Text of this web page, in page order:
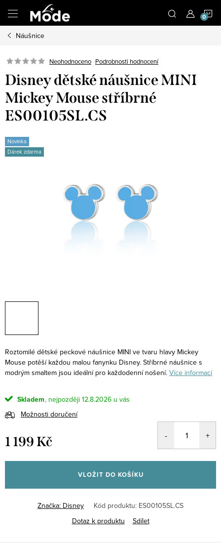
obsah
Náušnice
Neohodnoceno Podrobnosti hodnocení
Disney dětské náušnice MINI
Mickey Mouse stříbrné
ES00105SL.CS
Novinka
Dárek zdarma
Roztomilé dětské peckové náušnice MINI ve tvaru hlavy Mickey
Mouse potěší každou malou fanynku Disney. Stříbrné náušnice s
modrým smaltem jsou ideální pro každodenní nošení. Více informací
Skladem
12.8.2026
Možnosti doručení
1 199 Kč
cena:
VLOŽIT DO KOŠÍKU
Značka: Disney Kód produktu: ES00105SL.CS
Dotaz k produktu
Sdílet